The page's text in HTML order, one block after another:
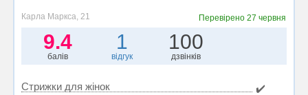
Карла Маркса, 21 Перевірено27 червня
9.4
балів
1
відгук
100
дзвінків
Стрижки для жінок ✔️